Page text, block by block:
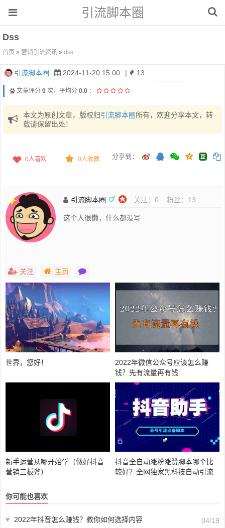
引流脚本圈
Dss
首页 » 营销引流资讯 » dss
引流脚本圈 2024-11-20 15:00 | 13
文章评分 0 次，平均分 0.0 ：
本文为原创文章，版权归引流脚本圈所有，欢迎分享本文，转
载请保留出处！
0人喜欢 0人收藏 分享到：
引流脚本圈 关注： 0 粉丝： 13
这个人很懒，什么都没写
关注 主页
世界，您好！
2022年微信公众号应该怎么赚
钱？先有流量再有钱
新手运营从哪开始学（做好抖音
营销三板斧）
抖音全自动涨粉涨赞脚本哪个比
较好？全网独家黑科技自动引流
你可能也喜欢
♥ 2022年抖音怎么赚钱？教你如何选择内容
04/19